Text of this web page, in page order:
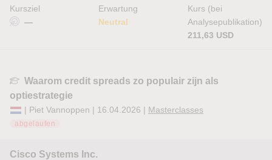
Kursziel
—
Erwartung
Neutral
Kurs (bei
Analysepublikation)
211,63 USD
Waarom credit spreads zo populair zijn als
optiestrategie
| Piet Vannoppen | 16.04.2026 | Masterclasses
abgelaufen
Cisco Systems Inc.